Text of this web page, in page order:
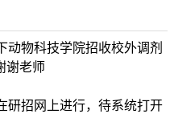
动物科技学院招收校外调剂
谢老师
研招网上进行，待系统打开